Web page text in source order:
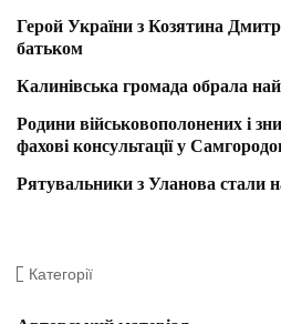
Герой України з Козятина
батьком
Калинівська громада обрала
Родини військовополонених і
фахові консультації у
Рятувальники з Уланова стали
Категорії